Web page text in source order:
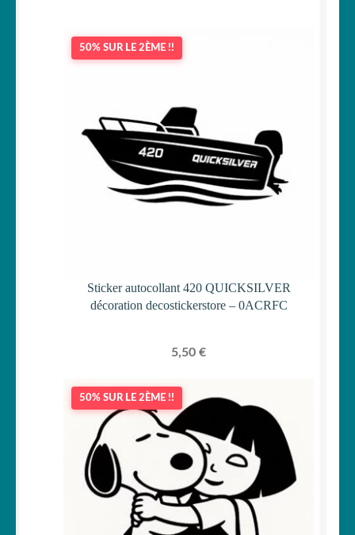
50% SUR LE 2ÈME !!
Sticker autocollant 420 QUICKSILVER
décoration decostickerstore – 0ACRFC
5,50 €
50% SUR LE 2ÈME !!